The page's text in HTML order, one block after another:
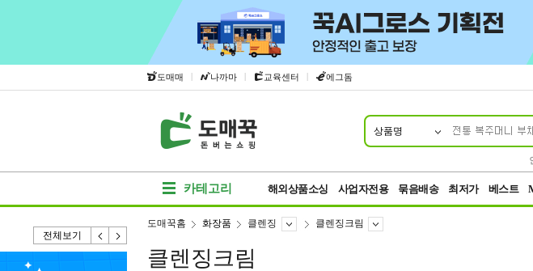
도매매 | 나까마 | 교육센터 | 에그돔
상품명
카테고리 해외상품소싱 사업자전용 묶음배송 최저가 베스트
전체보기
도매꾹홈 화장품 클렌징 클렌징크림
클렌징크림